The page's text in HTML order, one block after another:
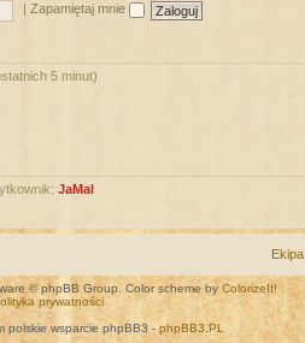
Zapamiętaj mnie
5 minut)
JaMal
Ekipa
© phpBB Group. Color scheme by ColorizeIt!
prywatności
polskie wsparcie phpBB3 - phpBB3.PL